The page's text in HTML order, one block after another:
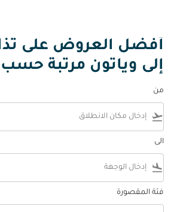
أفضل العروض على
إلى وياتون مرتبة حسب
من
flight_takeoff
الى
flight_land
فئة المقصورة